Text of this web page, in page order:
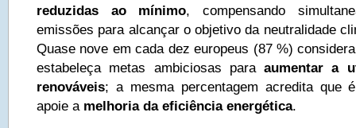
reduzidas ao mínimo, compensando
emissões para alcançar o objetivo da neutralidade
Quase nove em cada dez europeus (87 %)
estabeleça metas ambiciosas para aumentar a
renováveis; a mesma percentagem acredita que
apoie a melhoria da eficiência energética.